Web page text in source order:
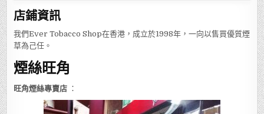
店鋪資訊
我們Ever Tobacco Shop在香港，成立於1998年，一向以售買優質煙
草為己任。
煙絲旺角
旺角煙絲專賣店 ：